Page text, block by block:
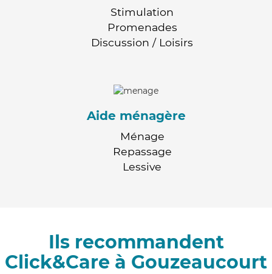
Stimulation
Promenades
Discussion / Loisirs
Aide ménagère
Ménage
Repassage
Lessive
Ils recommandent
Click&Care à Gouzeaucourt